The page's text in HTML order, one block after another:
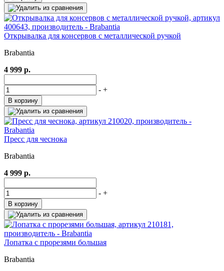
Открывалка для консервов с металлической ручкой
Brabantia
4 999 р.
- +
В корзину
Пресс для чеснока
Brabantia
4 999 р.
- +
В корзину
Лопатка с прорезями большая
Brabantia